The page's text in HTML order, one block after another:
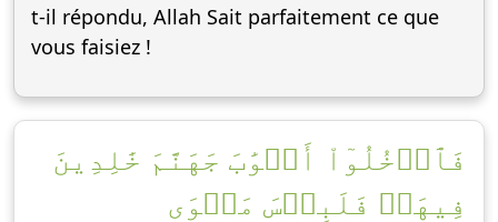
t-il répondu, Allah Sait parfaitement ce que
vous faisiez !
فَٱدۡخُلُوٓاْ أَبۡوَٰبَ جَهَنَّمَ خَٰلِدِينَ
فِيهَاۖ فَلَبِئۡسَ مَثۡوَى